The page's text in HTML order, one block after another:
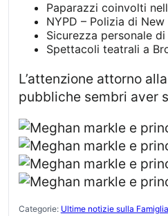
Paparazzi coinvolti
NYPD – Polizia di New
Sicurezza personale
Spettacoli teatrali a
L’attenzione attorno alla figura dei Sussex continua ad essere elevata, sebbene l’interesse per le loro apparizioni
pubbliche sembri aver
Categorie: Ultime notizie sulla